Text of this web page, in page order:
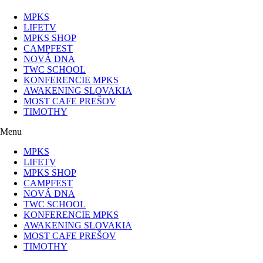
MPKS
LIFETV
MPKS SHOP
CAMPFEST
NOVÁ DNA
TWC SCHOOL
KONFERENCIE MPKS
AWAKENING SLOVAKIA
MOST CAFE PREŠOV
TIMOTHY
Menu
MPKS
LIFETV
MPKS SHOP
CAMPFEST
NOVÁ DNA
TWC SCHOOL
KONFERENCIE MPKS
AWAKENING SLOVAKIA
MOST CAFE PREŠOV
TIMOTHY